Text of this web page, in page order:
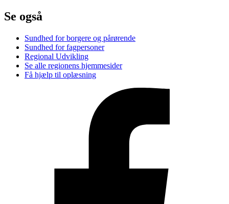
Se også
Sundhed for borgere og pårørende
Sundhed for fagpersoner
Regional Udvikling
Se alle regionens hjemmesider
Få hjælp til oplæsning